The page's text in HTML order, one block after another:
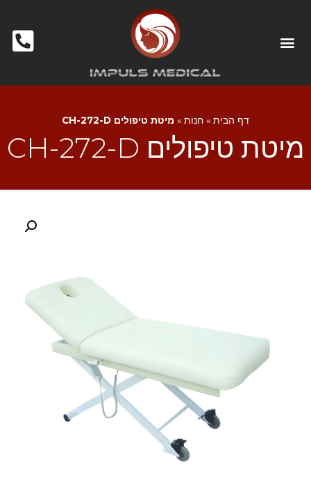
דף הבית » חנות » מיטת טיפולים CH-272-D
מיטת טיפולים CH-272-D